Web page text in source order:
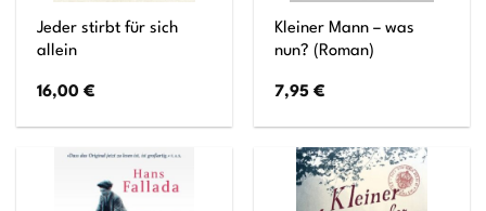
Jeder stirbt für sich
allein
16,00€
Kleiner Mann – was
nun? (Roman)
7,95€